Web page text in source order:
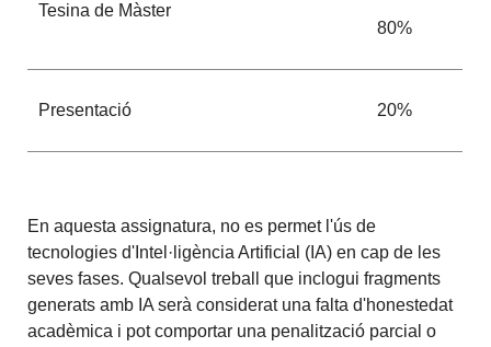
Tesina de Màster
80%
Presentació 20%
En aquesta assignatura, no es permet l'ús de
tecnologies d'Intel·ligència Artificial (IA) en cap de les
seves fases. Qualsevol treball que inclogui fragments
generats amb IA serà considerat una falta d'honestedat
acadèmica i pot comportar una penalització parcial o